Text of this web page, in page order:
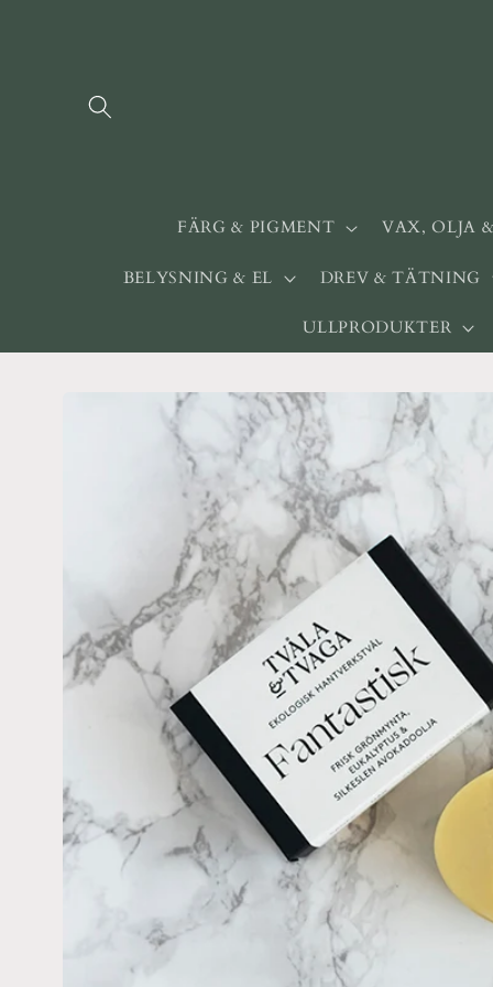
FÄRG & PIGMENT VAX, OLJA
BELYSNING & EL DREV & TÄTNING
ULLPRODUKTER
produktinformation